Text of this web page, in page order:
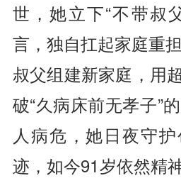
世，她立下“不带叔
言，独自扛起家庭重
叔父组建新家庭，用
破“久病床前无孝子”
人病危，她日夜守
迹，如今91岁依然精